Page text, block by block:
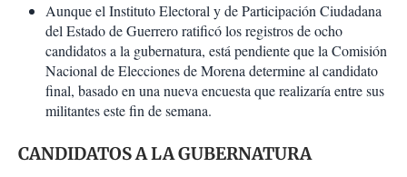
Aunque el Instituto Electoral y de Participación Ciudadana
del Estado de Guerrero ratificó los registros de ocho
candidatos a la gubernatura, está pendiente que la Comisión
Nacional de Elecciones de Morena determine al candidato
final, basado en una nueva encuesta que realizaría entre sus
militantes este fin de semana.
CANDIDATOS A LA GUBERNATURA